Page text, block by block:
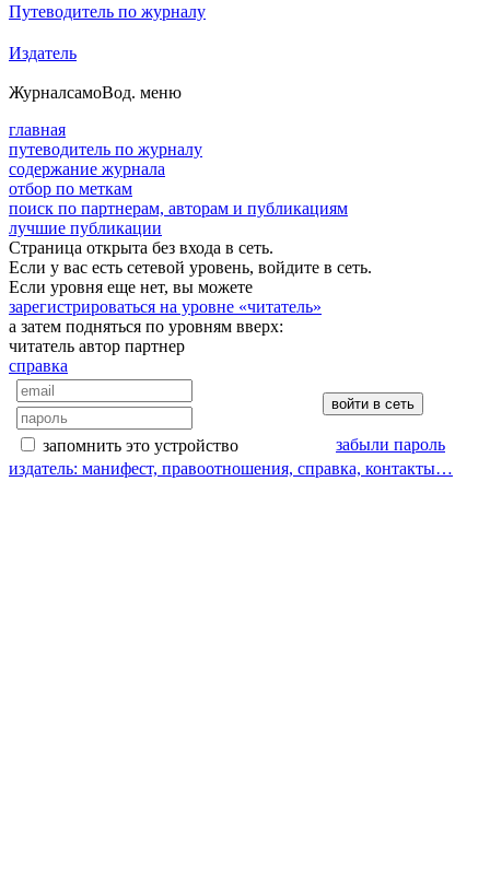
Путеводитель по журналу
Издатель
ЖурналсамоВод. меню
главная
путеводитель по журналу
содержание журнала
отбор по меткам
поиск по партнерам, авторам и публикациям
лучшие публикации
Страница открыта без входа в сеть.
Если у вас есть сетевой уровень, войдите в сеть.
Если уровня еще нет, вы можете
зарегистрироваться на уровне «читатель»
а затем подняться по уровням вверх:
читатель автор партнер
справка
запомнить это устройство
забыли пароль
издатель: манифест, правоотношения, справка, контакты…